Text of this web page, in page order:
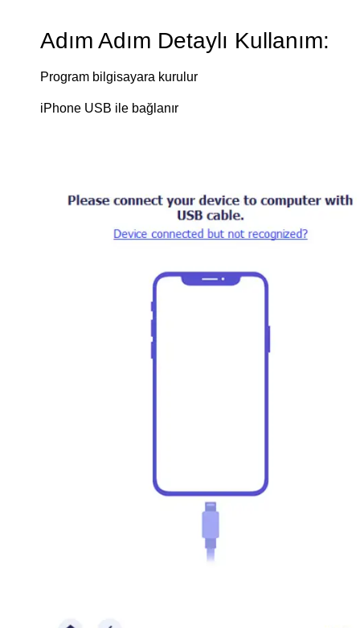
Adım Adım Detaylı Kullanım:
Program bilgisayara kurulur
iPhone USB ile bağlanır